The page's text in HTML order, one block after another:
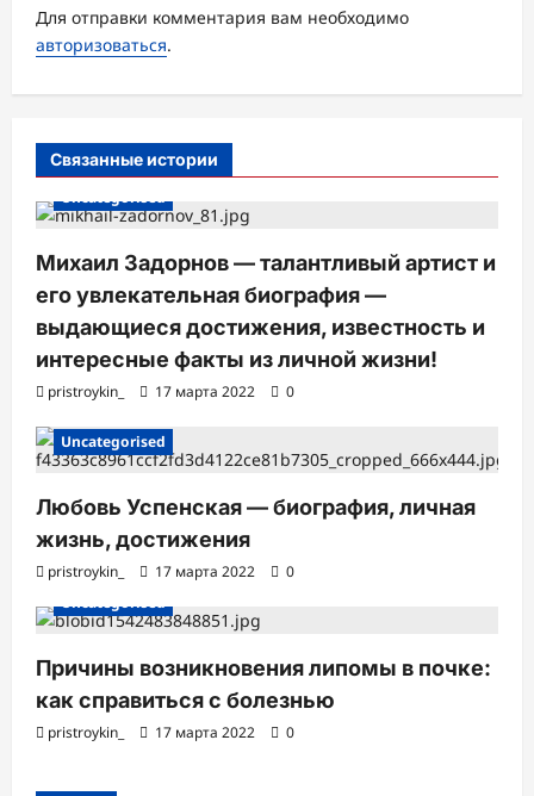
а
п
и
Для отправки комментария вам необходимо
авторизоваться.
Связанные истории
Uncategorised
Михаил Задорнов — талантливый артист и
его увлекательная биография —
выдающиеся достижения, известность и
интересные факты из личной жизни!
pristroykin_ 17 марта 2022 0
Uncategorised
Любовь Успенская — биография, личная
жизнь, достижения
pristroykin_ 17 марта 2022
0
Uncategorised
Причины возникновения липомы в почке:
как справиться с болезнью
pristroykin_ 17 марта 2022 0